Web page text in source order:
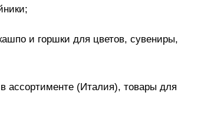
и горшки для цветов, сувениры,
(Италия), товары для